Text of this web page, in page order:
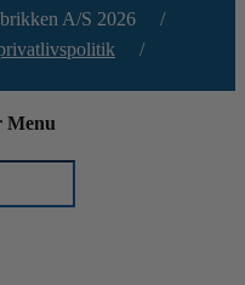
A/S 2026 /
/